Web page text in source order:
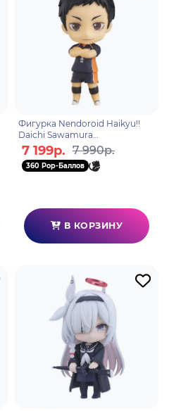
Фигурка Nendoroid Haikyu!!
Daichi Sawamura
4580590128880
7 199р. 7 990р.
360 Pop-Баллов
В КОРЗИНУ